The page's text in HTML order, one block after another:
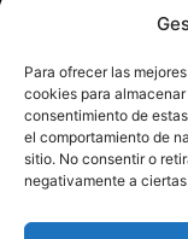
Para ofrecer las
cookies para
consentimiento de
el comportamiento de
sitio. No consentir o
negativamente a
Agenda
Blog
Contacto